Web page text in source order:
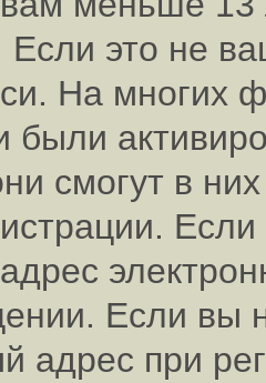
Если это не
На многих
были
смогут в
Если вы
адрес при